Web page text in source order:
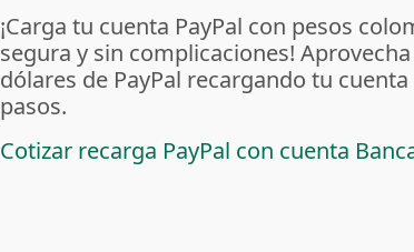
¡Carga tu cuenta PayPal con pesos
segura y sin complicaciones!
dólares de PayPal recargando tu
pasos.
Cotizar recarga PayPal con cuenta